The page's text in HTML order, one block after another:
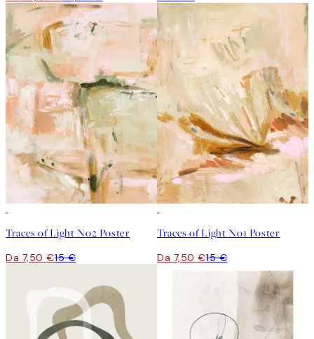
Traces of Light No2 Poster
Da 7,50 €15 €
Traces of Light No1 Poster
Da 7,50 €15 €